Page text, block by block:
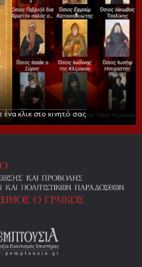
κλικ στο κινητό σας